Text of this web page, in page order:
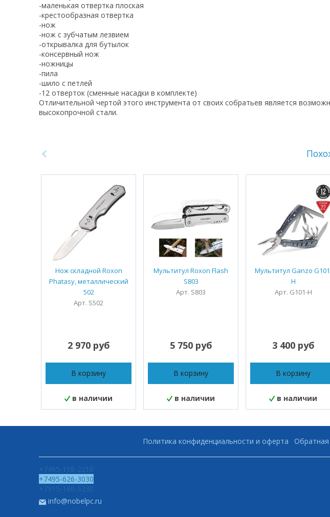
-маленькая отвертка плоская
-крестообразная отвертка
-нож
-нож с зубчатым лезвием
-открывалка для бутылок
-консервный нож
-ножницы
-пила
-шило c петлей
-12 отверток (сменные насадки в комплекте)
Отличительной чертой этого инструмента от своих собратьев является
высокопрочной стали.
Нож складной Roxon
Phatasy, металлический
502
Арт. S502
2 970 руб
В корзину
в наличии
Мультитул Roxon Flash
S803
Арт. S803
5 750 руб
В корзину
в наличии
Мультитул Ganzo
H
Арт. G101-H
3 400 руб
В корзину
в наличии
Политика конфиденциальности и оферта Обратная
+7495-118-2216
+7495-626-3030
+7915-160-5230
info@nobelpc.ru